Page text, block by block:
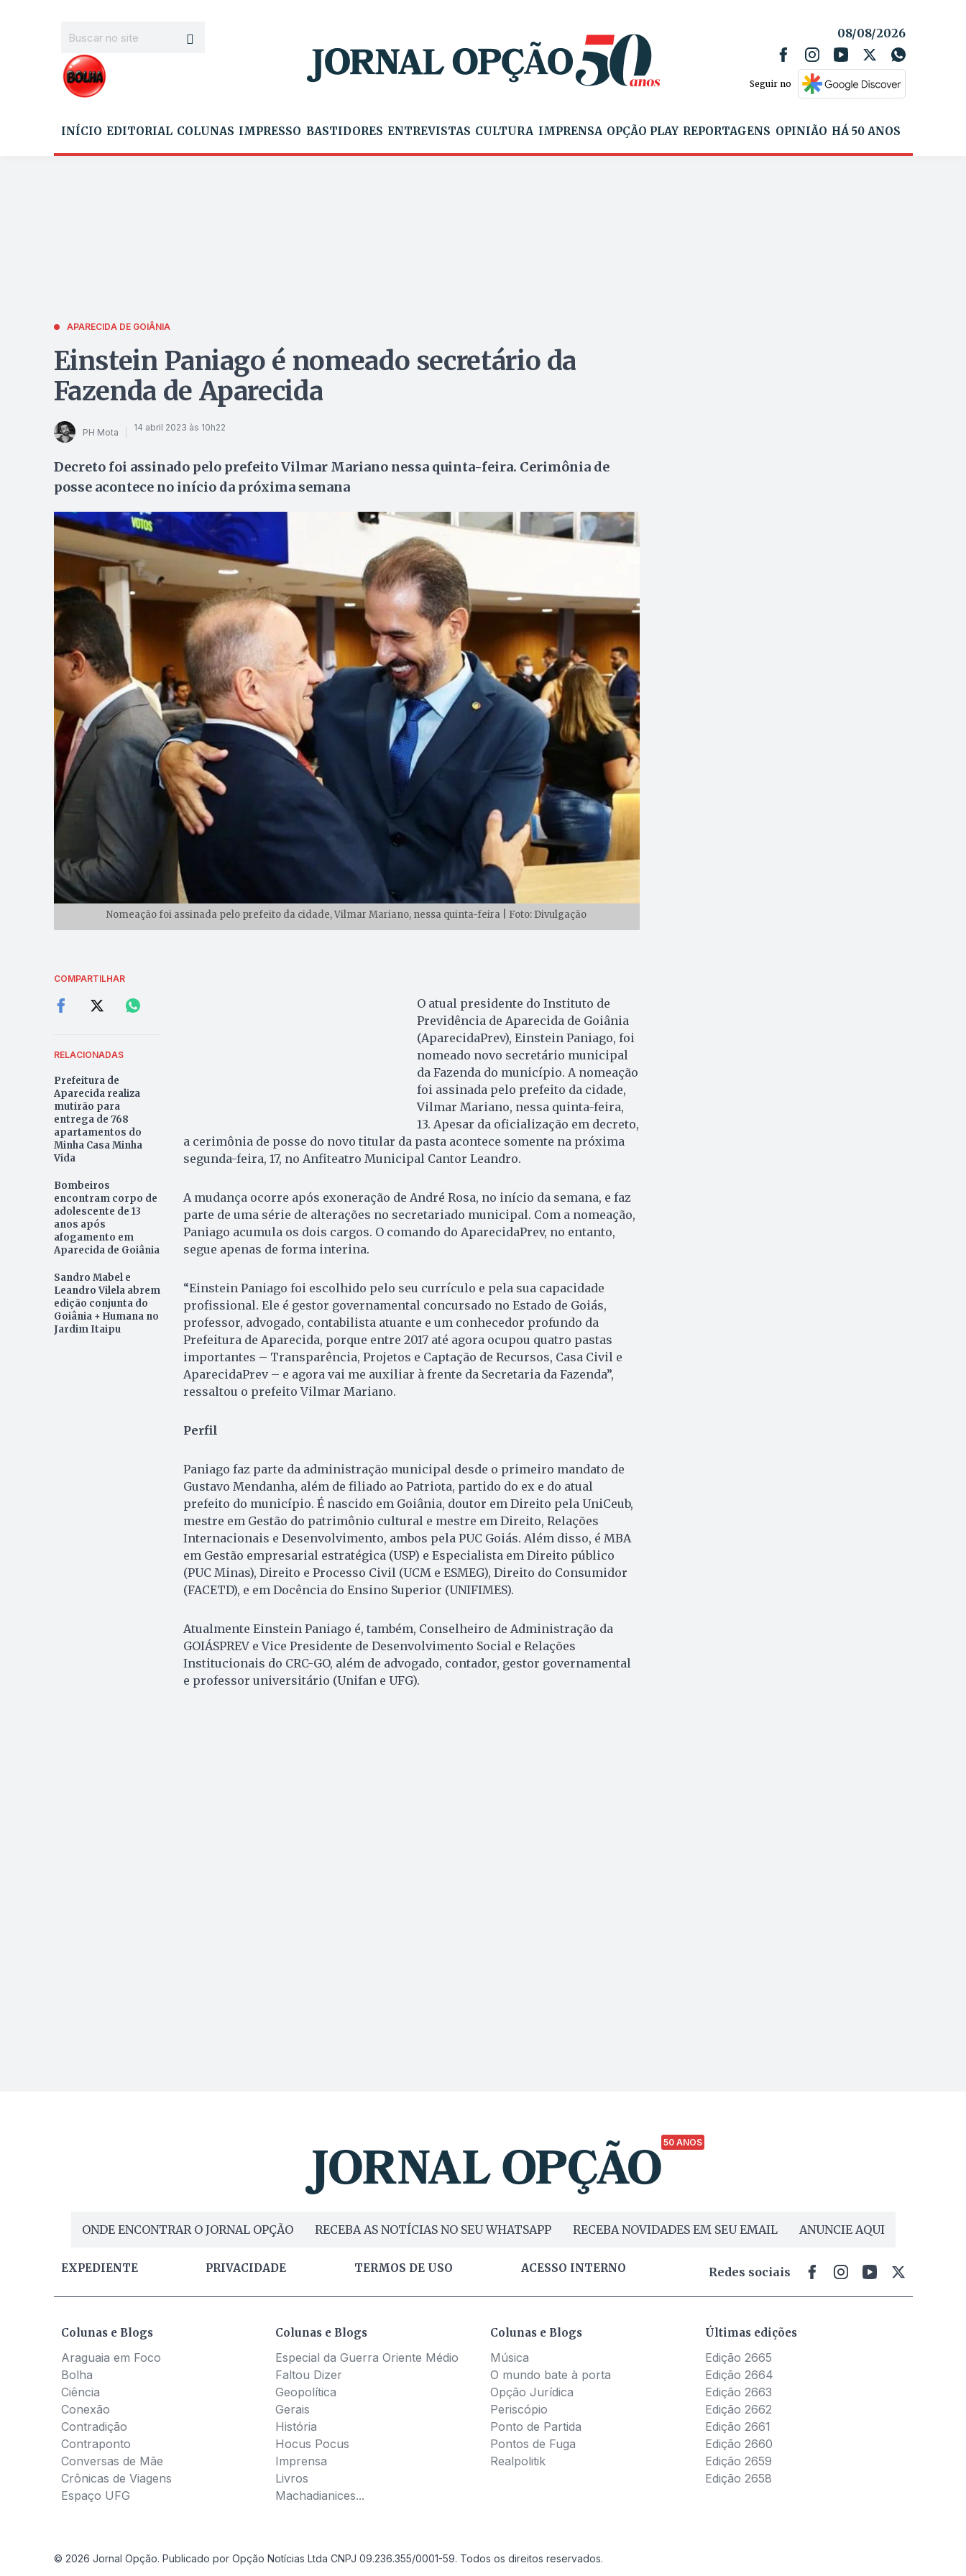
08/08/2026
Seguir no
INÍCIO EDITORIAL COLUNAS IMPRESSO BASTIDORES ENTREVISTAS CULTURA IMPRENSA OPÇÃO PLAY REPORTAGENS OPINIÃO HÁ 50 ANOS
APARECIDA DE GOIÂNIA
Einstein Paniago é nomeado secretário da
Fazenda de Aparecida
PH Mota 14 abril 2023 às 10h22
Decreto foi assinado pelo prefeito Vilmar Mariano nessa quinta-feira. Cerimônia de
posse acontece no início da próxima semana
Nomeação foi assinada pelo prefeito da cidade, Vilmar Mariano, nessa quinta-feira | Foto: Divulgação
COMPARTILHAR
RELACIONADAS
Prefeitura de
Aparecida realiza
mutirão para
entrega de 768
apartamentos do
Minha Casa Minha
Vida
Bombeiros
encontram corpo de
adolescente de 13
anos após
afogamento em
Aparecida de Goiânia
Sandro Mabel e
Leandro Vilela abrem
edição conjunta do
Goiânia + Humana no
Jardim Itaipu
O atual presidente do Instituto de
Previdência de Aparecida de Goiânia
(AparecidaPrev), Einstein Paniago, foi
nomeado novo secretário municipal
da Fazenda do município. A nomeação
foi assinada pelo prefeito da cidade,
Vilmar Mariano, nessa quinta-feira,
13. Apesar da oficialização em decreto,
a cerimônia de posse do novo titular da pasta acontece somente na próxima
segunda-feira, 17, no Anfiteatro Municipal Cantor Leandro.
A mudança ocorre após exoneração de André Rosa, no início da semana, e faz
parte de uma série de alterações no secretariado municipal. Com a nomeação,
Paniago acumula os dois cargos. O comando do AparecidaPrev, no entanto,
segue apenas de forma interina.
“Einstein Paniago foi escolhido pelo seu currículo e pela sua capacidade
profissional. Ele é gestor governamental concursado no Estado de Goiás,
professor, advogado, contabilista atuante e um conhecedor profundo da
Prefeitura de Aparecida, porque entre 2017 até agora ocupou quatro pastas
importantes – Transparência, Projetos e Captação de Recursos, Casa Civil e
AparecidaPrev – e agora vai me auxiliar à frente da Secretaria da Fazenda”,
ressaltou o prefeito Vilmar Mariano.
Perfil
Paniago faz parte da administração municipal desde o primeiro mandato de
Gustavo Mendanha, além de filiado ao Patriota, partido do ex e do atual
prefeito do município. É nascido em Goiânia, doutor em Direito pela UniCeub,
mestre em Gestão do patrimônio cultural e mestre em Direito, Relações
Internacionais e Desenvolvimento, ambos pela PUC Goiás. Além disso, é MBA
em Gestão empresarial estratégica (USP) e Especialista em Direito público
(PUC Minas), Direito e Processo Civil (UCM e ESMEG), Direito do Consumidor
(FACETD), e em Docência do Ensino Superior (UNIFIMES).
Atualmente Einstein Paniago é, também, Conselheiro de Administração da
GOIÁSPREV e Vice Presidente de Desenvolvimento Social e Relações
Institucionais do CRC-GO, além de advogado, contador, gestor governamental
e professor universitário (Unifan e UFG).
50 ANOS
ONDE ENCONTRAR O JORNAL OPÇÃO RECEBA AS NOTÍCIAS NO SEU WHATSAPP RECEBA NOVIDADES EM SEU EMAIL ANUNCIE AQUI
EXPEDIENTE PRIVACIDADE TERMOS DE USO ACESSO INTERNO Redes sociais
Colunas e Blogs
Araguaia em Foco
Bolha
Ciência
Conexão
Contradição
Contraponto
Conversas de Mãe
Crônicas de Viagens
Espaço UFG
Colunas e Blogs
Especial da Guerra Oriente Médio
Faltou Dizer
Geopolítica
Gerais
História
Hocus Pocus
Imprensa
Livros
Machadianices...
Colunas e Blogs
Música
O mundo bate à porta
Opção Jurídica
Periscópio
Ponto de Partida
Pontos de Fuga
Realpolitik
Últimas edições
Edição 2665
Edição 2664
Edição 2663
Edição 2662
Edição 2661
Edição 2660
Edição 2659
Edição 2658
© 2026 Jornal Opção. Publicado por Opção Notícias Ltda CNPJ 09.236.355/0001-59. Todos os direitos reservados.